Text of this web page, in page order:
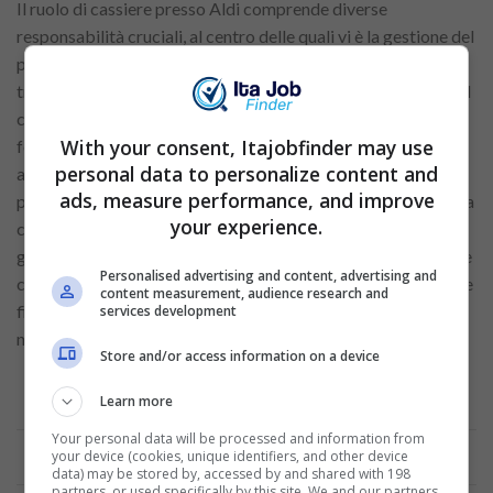
Il ruolo di cassiere presso Aldi comprende diverse
responsabilità cruciali, al centro delle quali vi è la gestione del
processo di pagamento. I cassieri
transazioni vengano elaborate in modo efficiente e preciso, il
che include la scansione degli articoli, la gestione di diverse
forme di pagamento e la fornitura del resto corretto. Sono
anche responsabili dell’applicazione corretta di sconti o
promozioni, della gestione delle discrepanze di prezzo e della
correzione degli errori di pagamento. Questo richiede una
grande attenzione ai dettagli e una solida comprensione delle
competenze matematiche per evitare eventuali incongruenze
finanziarie che potrebbero influenzare le operazioni del
negozio.
With your consent, Itajobfinder may use
personal data to personalize content and
ads, measure performance, and improve
your experience.
Personalised advertising and content, advertising and
content measurement, audience research and
services development
Store and/or access information on a device
Learn more
Your personal data will be processed and information from
your device (cookies, unique identifiers, and other device
data) may be stored by, accessed by and shared with 198